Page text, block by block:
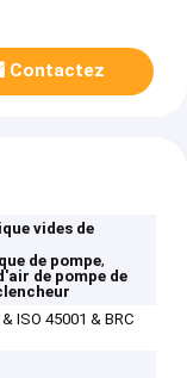
Contactez
vides de
de pompe,
de pompe de
ISO 45001 & BRC